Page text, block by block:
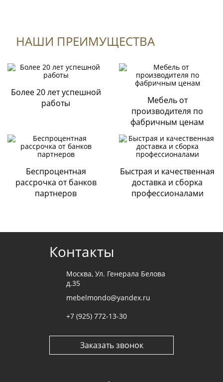
Формы оплаты
Оплата по QR-коду
Быстрая и выгодная оплата товара на сайте или через
мобильное приложение Вашего банка;
Оплата картами
Visa, Mastercard, Сбербанк и т.д.
Через терминал магазина «Стильная мебель»;
Безналичная оплата
По выставленному счету на расчетный счет Компании
ООО «ДИАРТ-М» (банк Райффайзен);
Наличными при получении мебели.
К данному товару нет отзывов.
Поделитесь вашим мнением
Cогласие с политикой конфиденциальности
НАШИ ПРЕИМУЩЕСТВА
Более 20 лет успешной
работы
Мебель от
производителя по
фабричным ценам
Беспроцентная
рассрочка от банков
партнеров
Быстрая и качественная
доставка и сборка
профессионалами
Контакты
Москва, Ул. Генерала Белова
д.35
mebelmondo@yandex.ru
+7 (925) 772-13-30
Заказать звонок